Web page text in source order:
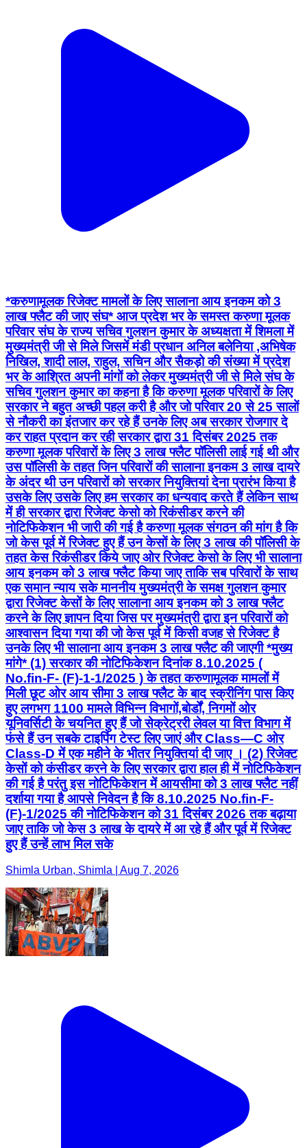
*करुणामूलक रिजेक्ट मामलों के लिए सालाना आय इनकम को 3
लाख फ्लैट की जाए संघ* आज प्रदेश भर के समस्त करुणा मूलक
परिवार संघ के राज्य सचिव गुलशन कुमार के अध्यक्षता में शिमला में
मुख्यमंत्री जी से मिले जिसमें मंडी प्रधान अनिल बलेनिया ,अभिषेक
निखिल, शादी लाल, राहुल, सचिन और सैकड़ो की संख्या में प्रदेश
भर के आश्रित अपनी मांगों को लेकर मुख्यमंत्री जी से मिले संघ के
सचिव गुलशन कुमार का कहना है कि करुणा मूलक परिवारों के लिए
सरकार ने बहुत अच्छी पहल करी है और जो परिवार 20 से 25 सालों
से नौकरी का इंतजार कर रहे हैं उनके लिए अब सरकार रोजगार दे
कर राहत प्रदान कर रही सरकार द्वारा 31 दिसंबर 2025 तक
करुणा मूलक परिवारों के लिए 3 लाख फ्लैट पॉलिसी लाई गई थी और
उस पॉलिसी के तहत जिन परिवारों की सालाना इनकम 3 लाख दायरे
के अंदर थी उन परिवारों को सरकार नियुक्तियां देना प्रारंभ किया है
उसके लिए उसके लिए हम सरकार का धन्यवाद करते हैं लेकिन साथ
में ही सरकार द्वारा रिजेक्ट केसो को रिकंसीडर करने की
नोटिफिकेशन भी जारी की गई है करुणा मूलक संगठन की मांग है कि
जो केस पूर्व में रिजेक्ट हुए हैं उन केसों के लिए 3 लाख की पॉलिसी के
तहत केस रिकंसीडर किये जाए ओर रिजेक्ट केसो के लिए भी सालाना
आय इनकम को 3 लाख फ्लैट किया जाए ताकि सब परिवारों के साथ
एक समान न्याय सके माननीय मुख्यमंत्री के समक्ष गुलशन कुमार
द्वारा रिजेक्ट केसों के लिए सालाना आय इनकम को 3 लाख फ्लैट
करने के लिए ज्ञापन दिया जिस पर मुख्यमंत्री द्वारा इन परिवारों को
आश्वासन दिया गया की जो केस पूर्व में किसी वजह से रिजेक्ट है
उनके लिए भी सालाना आय इनकम 3 लाख फ्लैट की जाएगी *मुख्य
मांगे* (1) सरकार की नोटिफिकेशन दिनांक 8.10.2025 (
No.fin-F- (F)-1-1/2025 ) के तहत करुणामूलक मामलों में
मिली छूट ओर आय सीमा 3 लाख फ्लैट के बाद स्क्रीनिंग पास किए
हुए लगभग 1100 मामले विभिन्न विभागों,बोर्डों, निगमों ओर
यूनिवर्सिटी के चयनित हुए हैं जो सेक्रेट्ररी लेवल या वित्त विभाग में
फंसे हैं उन सबके टाइपिंग टेस्ट लिए जाएं और Class—C ओर
Class-D में एक महीने के भीतर नियुक्तियां दी जाए । (2) रिजेक्ट
केसों को कंसीडर करने के लिए सरकार द्वारा हाल ही में नोटिफिकेशन
की गई है परंतु इस नोटिफिकेशन में आयसीमा को 3 लाख फ्लैट नहीं
दर्शाया गया है आपसे निवेदन है कि 8.10.2025 No.fin-F-
(F)-1/2025 की नोटिफिकेशन को 31 दिसंबर 2026 तक बढ़ाया
जाए ताकि जो केस 3 लाख के दायरे में आ रहे हैं और पूर्व में रिजेक्ट
हुए हैं उन्हें लाभ मिल सके
Shimla Urban, Shimla | Aug 7, 2026